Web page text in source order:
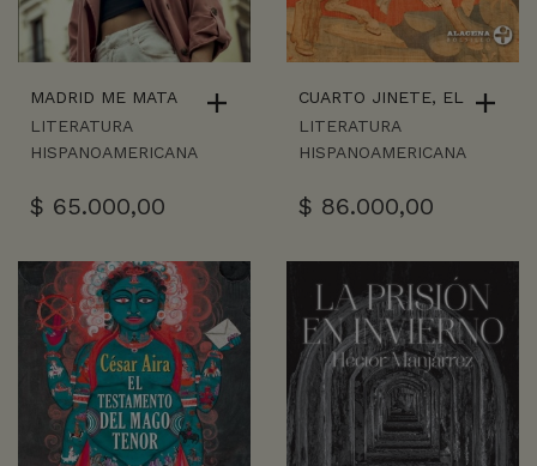
MADRID ME MATA
LITERATURA
HISPANOAMERICANA
$ 65.000,00
CUARTO JINETE, EL
LITERATURA
HISPANOAMERICANA
$ 86.000,00